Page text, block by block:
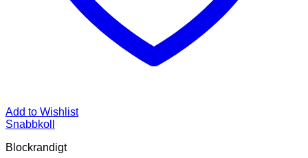
Add to Wishlist
Snabbkoll
Blockrandigt